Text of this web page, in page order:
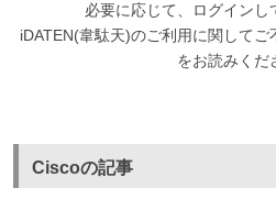
必要に応じて、ログインし
iDATEN(韋駄天)のご利用に関してご
をお読みくだ
Ciscoの記事